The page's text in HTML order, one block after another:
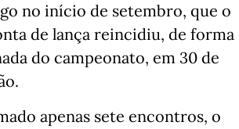
no início de setembro, que o
de lança reincidiu, de forma
do campeonato, em 30 de
apenas sete encontros, o